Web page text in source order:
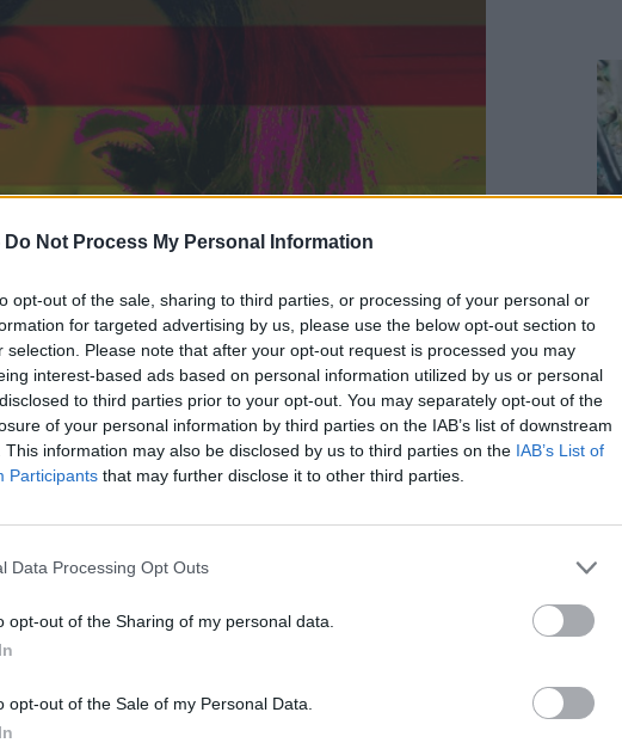
Do Not Process My Personal Information
opt-out of the sale, sharing to third parties, or processing of your personal or
for targeted advertising by us, please use the below opt-out section to
selection. Please note that after your opt-out request is processed you may
interest-based ads based on personal information utilized by us or personal
to third parties prior to your opt-out. You may separately opt-out of the
of your personal information by third parties on the IAB’s list of downstream
This information may also be disclosed by us to third parties on the IAB’s List of
Participants that may further disclose it to other third parties.
Data Processing Opt Outs
opt-out of the Sharing of my personal data.
opt-out of the Sale of my Personal Data.
προτού δημοσιευθεί η είδηση που
σαν μια εκ νέου δολοφονία του
το δικαίωμά της στον